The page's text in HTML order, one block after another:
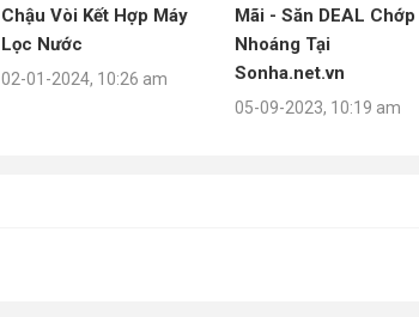
Chậu Vòi Kết Hợp Máy
Lọc Nước
02-01-2024, 10:26 am
Mãi - Săn DEAL Chớp
Nhoáng Tại
Sonha.net.vn
05-09-2023, 10:19 am